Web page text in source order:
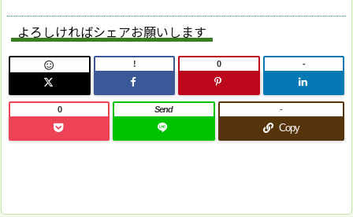
よろしければシェアお願いします
 ! 0 -
0 Send
Copy
-